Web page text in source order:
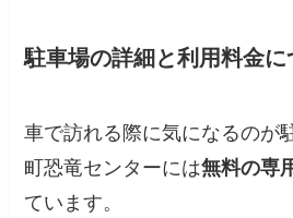
駐車場の詳細と利用料金に
車で訪れる際に気になるのが
町恐竜センターには無料の専
ています。